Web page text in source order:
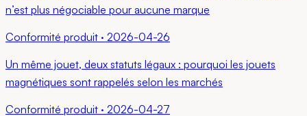
n’est plus négociable pour aucune marque
Conformité produit · 2026-04-26
Un même jouet, deux statuts légaux : pourquoi les jouets
magnétiques sont rappelés selon les marchés
Conformité produit · 2026-04-27